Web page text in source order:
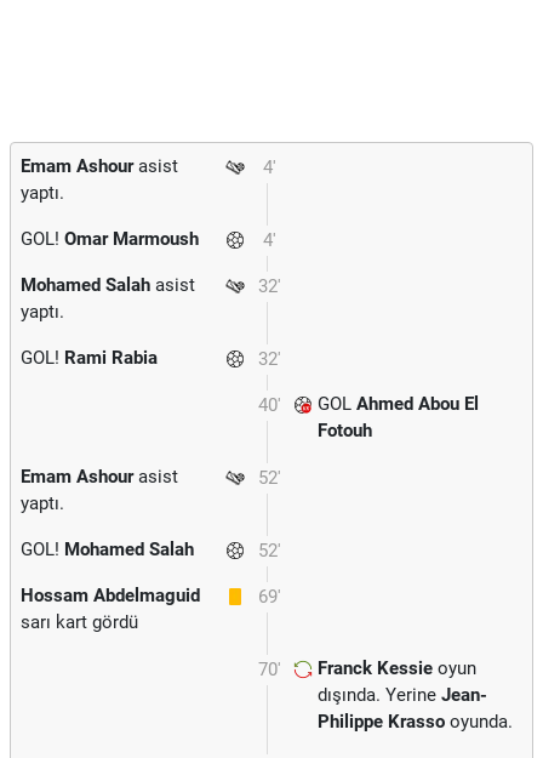
4'
Emam Ashourasist
yaptı.
4'
GOL! Omar Marmoush
32'
Mohamed Salah asist
yaptı.
32'
GOL! Rami Rabia
40' GOL Ahmed Abou El
Fotouh
52'
Emam Ashourasist
yaptı.
52'
GOL! Mohamed Salah
69'
Hossam Abdelmaguid
sarı kart gördü
70' Franck Kessie oyun
dışında. Yerine Jean-
Philippe Krasso oyunda.